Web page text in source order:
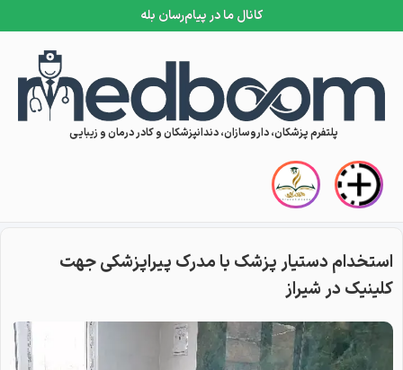
کانال ما در پیام‌رسان بله
Skip to content
پلتفرم پزشکان، داروسازان، دندانپزشکان و کادر درمان و زیبایی
استخدام دستیار پزشک با مدرک پیراپزشکی جهت
کلینیک در شیراز